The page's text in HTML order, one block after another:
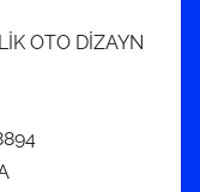
OTO DİZAYN